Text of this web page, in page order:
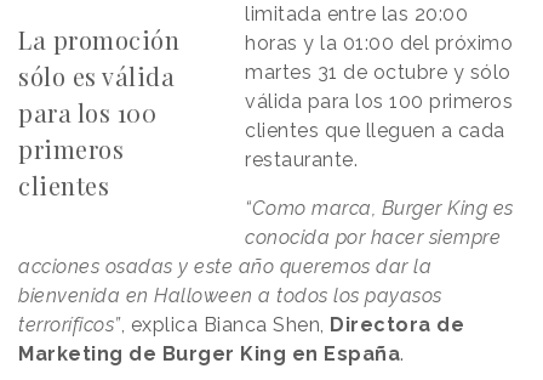
La promoción
sólo es válida
para los 100
primeros
clientes
limitada entre las 20:00
horas y la 01:00 del próximo
martes 31 de octubre y sólo
válida para los 100 primeros
clientes que lleguen a cada
restaurante.
“Como marca, Burger King es
conocida por hacer siempre
acciones osadas y este año queremos dar la
bienvenida en Halloween a todos los payasos
terroríficos”, explica Bianca Shen, Directora de
Marketing de Burger King en España.